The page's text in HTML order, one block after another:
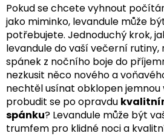
Pokud se chcete vyhnout
jako miminko, levandule může
potřebujete. Jednoduchý krok,
levandule do vaší večerní
spánek z nočního boje do
nezkusit něco nového a
nechtěl usínat obklopen jemnou
probudit se po opravdu
spánku? Levandule může být
trumfem pro klidné noci a